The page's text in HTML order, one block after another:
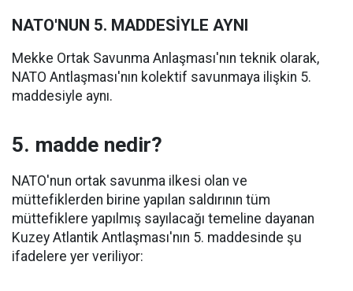
NATO'NUN 5. MADDESİYLE AYNI
Mekke Ortak Savunma Anlaşması'nın teknik olarak,
NATO Antlaşması'nın kolektif savunmaya ilişkin 5.
maddesiyle aynı.
5. madde nedir?
NATO'nun ortak savunma ilkesi olan ve
müttefiklerden birine yapılan saldırının tüm
müttefiklere yapılmış sayılacağı temeline dayanan
Kuzey Atlantik Antlaşması'nın 5. maddesinde şu
ifadelere yer veriliyor: